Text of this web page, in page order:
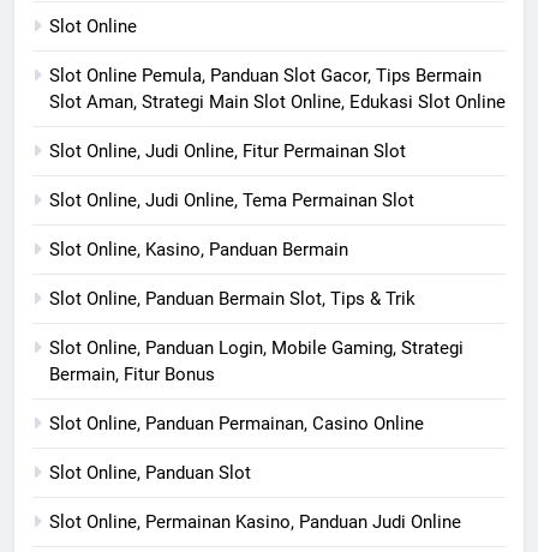
Slot Online
Slot Online Pemula, Panduan Slot Gacor, Tips Bermain
Slot Aman, Strategi Main Slot Online, Edukasi Slot Online
Slot Online, Judi Online, Fitur Permainan Slot
Slot Online, Judi Online, Tema Permainan Slot
Slot Online, Kasino, Panduan Bermain
Slot Online, Panduan Bermain Slot, Tips & Trik
Slot Online, Panduan Login, Mobile Gaming, Strategi
Bermain, Fitur Bonus
Slot Online, Panduan Permainan, Casino Online
Slot Online, Panduan Slot
Slot Online, Permainan Kasino, Panduan Judi Online